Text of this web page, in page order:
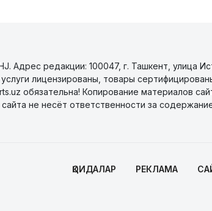
Адрес редакции: 100047, г. Ташкент, улица
лицензированы, товары
обязательна! Копирование материалов
не несёт ответственности за
ҚОИДАЛАР РЕКЛАМА